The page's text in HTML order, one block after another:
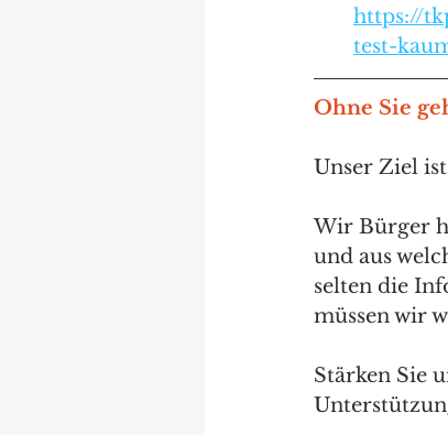
https://
test-
Ohne Sie
Unser Ziel
Wir Bürger
und aus
selten die
müssen wir
Stärken Sie